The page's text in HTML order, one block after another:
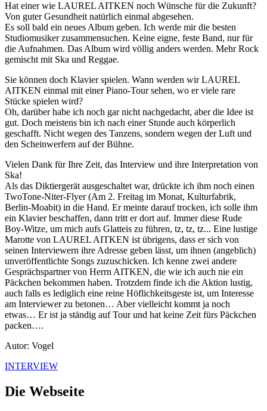
Hat einer wie LAUREL AITKEN noch Wünsche für die Zukunft?
Von guter Gesundheit natürlich einmal abgesehen.
Es soll bald ein neues Album geben. Ich werde mir die besten
Studiomusiker zusammensuchen. Keine eigne, feste Band, nur für
die Aufnahmen. Das Album wird völlig anders werden. Mehr Rock
gemischt mit Ska und Reggae.
Sie können doch Klavier spielen. Wann werden wir LAUREL
AITKEN einmal mit einer Piano-Tour sehen, wo er viele rare
Stücke spielen wird?
Oh, darüber habe ich noch gar nicht nachgedacht, aber die Idee ist
gut. Doch meistens bin ich nach einer Stunde auch körperlich
geschafft. Nicht wegen des Tanzens, sondern wegen der Luft und
den Scheinwerfern auf der Bühne.
Vielen Dank für Ihre Zeit, das Interview und ihre Interpretation von
Ska!
Als das Diktiergerät ausgeschaltet war, drückte ich ihm noch einen
TwoTone-Niter-Flyer (Am 2. Freitag im Monat, Kulturfabrik,
Berlin-Moabit) in die Hand. Er meinte darauf trocken, ich solle ihm
ein Klavier beschaffen, dann tritt er dort auf. Immer diese Rude
Boy-Witze, um mich aufs Glatteis zu führen, tz, tz, tz... Eine lustige
Marotte von LAUREL AITKEN ist übrigens, dass er sich von
seinen Interviewern ihre Adresse geben lässt, um ihnen (angeblich)
unveröffentlichte Songs zuzuschicken. Ich kenne zwei andere
Gesprächspartner von Herrn AITKEN, die wie ich auch nie ein
Päckchen bekommen haben. Trotzdem finde ich die Aktion lustig,
auch falls es lediglich eine reine Höflichkeitsgeste ist, um Interesse
am Interviewer zu betonen… Aber vielleicht kommt ja noch
etwas… Er ist ja ständig auf Tour und hat keine Zeit fürs Päckchen
packen….
Autor: Vogel
INTERVIEW
Die Webseite